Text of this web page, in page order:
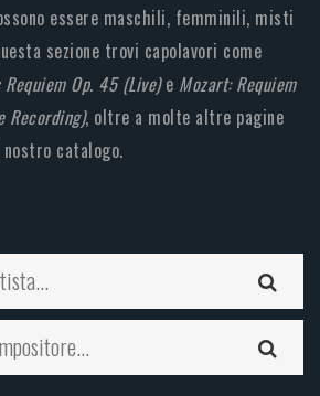
essere maschili, femminili, misti
sezione trovi capolavori come
Op. 45 (Live)e Mozart: Requiem
Recording), oltre a molte altre pagine
catalogo.